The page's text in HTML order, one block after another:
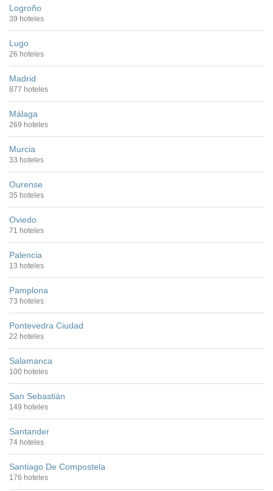
Logroño
39 hoteles
Lugo
26 hoteles
Madrid
877 hoteles
Málaga
269 hoteles
Murcia
33 hoteles
Ourense
35 hoteles
Oviedo
71 hoteles
Palencia
13 hoteles
Pamplona
73 hoteles
Pontevedra Ciudad
22 hoteles
Salamanca
100 hoteles
San Sebastián
149 hoteles
Santander
74 hoteles
Santiago De Compostela
176 hoteles